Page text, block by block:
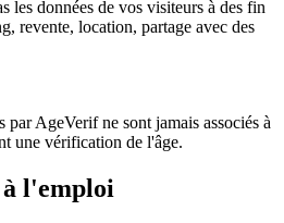
les données de vos visiteurs à des fin
revente, location, partage avec des
par AgeVerif ne sont jamais associés à
une vérification de l'âge.
l'emploi